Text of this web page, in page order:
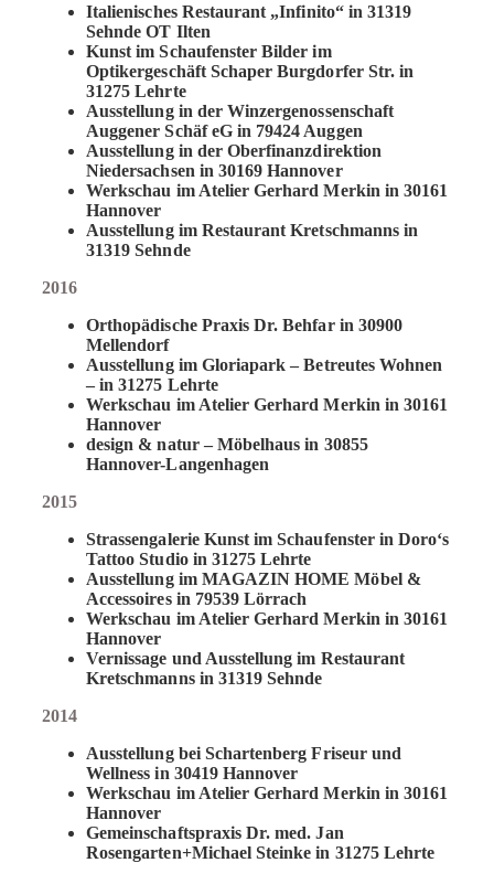
Italienisches Restaurant „Infinito“ in 31319
Sehnde OT Ilten
Kunst im Schaufenster Bilder im
Optikergeschäft Schaper Burgdorfer Str. in
31275 Lehrte
Ausstellung in der Winzergenossenschaft
Auggener Schäf eG in 79424 Auggen
Ausstellung in der Oberfinanzdirektion
Niedersachsen in 30169 Hannover
Werkschau im Atelier Gerhard Merkin in 30161
Hannover
Ausstellung im Restaurant Kretschmanns in
31319 Sehnde
2016
Orthopädische Praxis Dr. Behfar in 30900
Mellendorf
Ausstellung im Gloriapark – Betreutes Wohnen
– in 31275 Lehrte
Werkschau im Atelier Gerhard Merkin in 30161
Hannover
design & natur – Möbelhaus in 30855
Hannover-Langenhagen
2015
Strassengalerie Kunst im Schaufenster in Doro‘s
Tattoo Studio in 31275 Lehrte
Ausstellung im MAGAZIN HOME Möbel &
Accessoires in 79539 Lörrach
Werkschau im Atelier Gerhard Merkin in 30161
Hannover
Vernissage und Ausstellung im Restaurant
Kretschmanns in 31319 Sehnde
2014
Ausstellung bei Schartenberg Friseur und
Wellness in 30419 Hannover
Werkschau im Atelier Gerhard Merkin in 30161
Hannover
Gemeinschaftspraxis Dr. med. Jan
Rosengarten+Michael Steinke in 31275 Lehrte